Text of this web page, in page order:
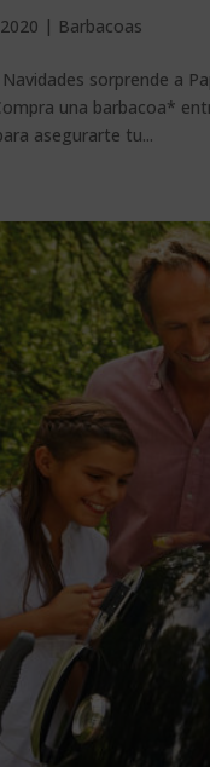
| Barbacoas
Navidades sorprende a
una barbacoa*
asegurarte tu...